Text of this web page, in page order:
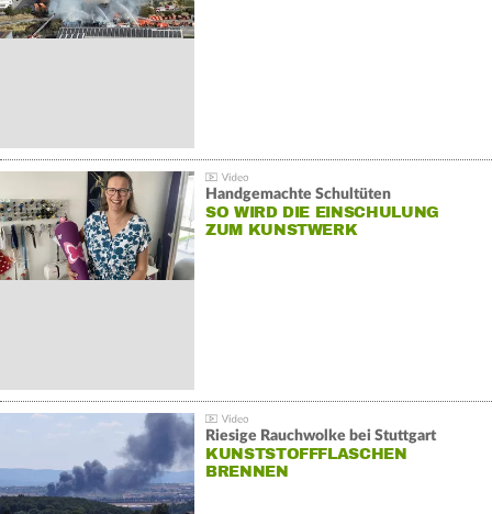
Handgemachte Schultüten
SO WIRD DIE EINSCHULUNG
ZUM KUNSTWERK
Riesige Rauchwolke bei Stuttgart
KUNSTSTOFFFLASCHEN
BRENNEN